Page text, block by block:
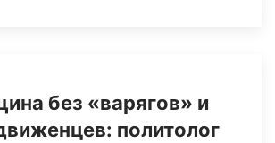
без «варягов» и
политолог